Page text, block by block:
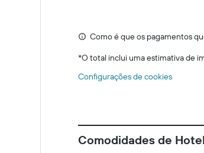
Como é que os pagamentos
*O total inclui uma estimativa de
Configurações de cookies
Comodidades de